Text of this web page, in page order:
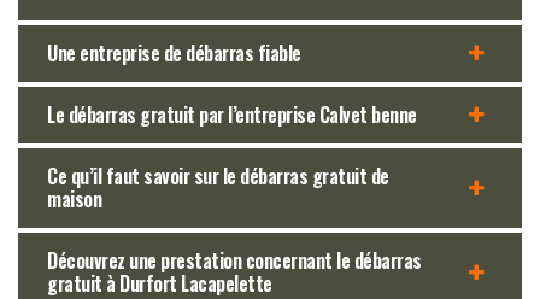
Une entreprise de débarras fiable
Le débarras gratuit par l’entreprise Calvet benne
Ce qu’il faut savoir sur le débarras gratuit de
maison
Découvrez une prestation concernant le débarras
gratuit à Durfort Lacapelette